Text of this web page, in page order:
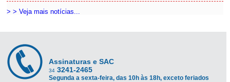
> > Veja mais notícias...
Assinaturas e SAC
34 3241-2465
Segunda a sexta-feira, das 10h às 18h, exceto feriados